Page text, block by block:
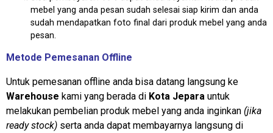
mebel yang anda pesan sudah selesai siap kirim dan anda
sudah mendapatkan foto final dari produk mebel yang anda
pesan.
Metode Pemesanan Offline
Untuk pemesanan offline anda bisa datang langsung ke
Warehouse kami yang berada di Kota Jepara untuk
melakukan pembelian produk mebel yang anda inginkan (jika
ready stock) serta anda dapat membayarnya langsung di